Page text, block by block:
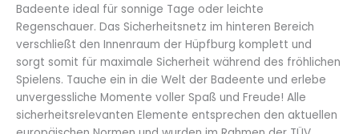
Badeente ideal für sonnige Tage oder leichte
Regenschauer. Das Sicherheitsnetz im hinteren Bereich
verschließt den Innenraum der Hüpfburg komplett und
sorgt somit für maximale Sicherheit während des fröhlichen
Spielens. Tauche ein in die Welt der Badeente und erlebe
unvergessliche Momente voller Spaß und Freude! Alle
sicherheitsrelevanten Elemente entsprechen den aktuellen